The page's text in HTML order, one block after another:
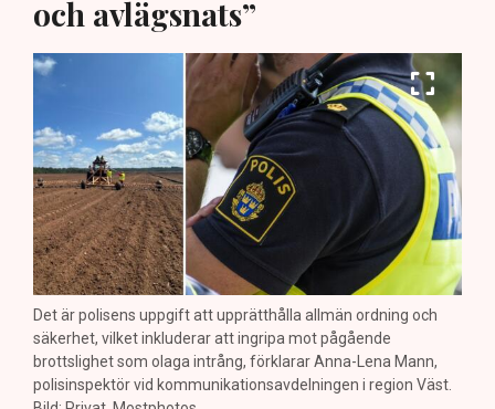
och avlägsnats”
Det är polisens uppgift att upprätthålla allmän ordning och
säkerhet, vilket inkluderar att ingripa mot pågående
brottslighet som olaga intrång, förklarar Anna-Lena Mann,
polisinspektör vid kommunikationsavdelningen i region Väst.